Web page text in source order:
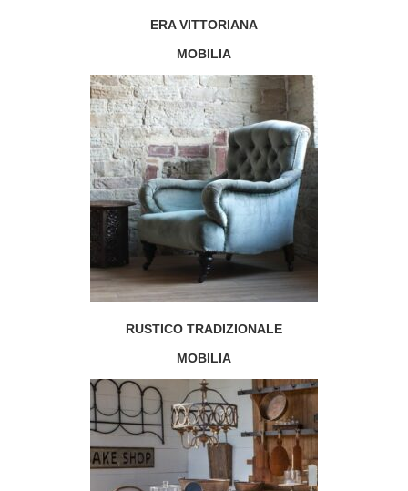
ERA VITTORIANA
MOBILIA
RUSTICO TRADIZIONALE
MOBILIA